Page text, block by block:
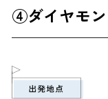
④ダイヤモ